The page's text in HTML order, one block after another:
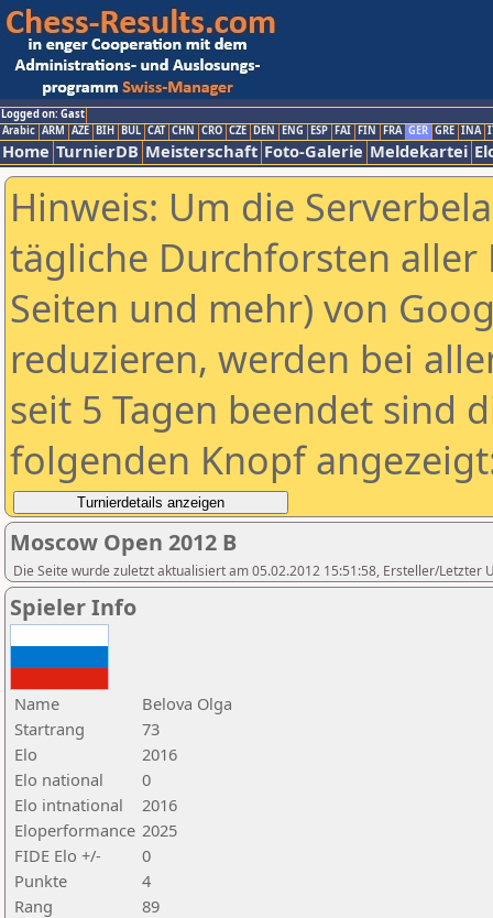
Logged on: Gast
Arabic ARM AZE BIH BUL CAT CHN CRO CZE DEN ENG ESP FAI FIN FRA GER GRE INA
Home TurnierDB Meisterschaft Foto-Galerie Meldekartei
Hinweis: Um die
tägliche Durchforsten aller
Seiten und mehr) von
reduzieren, werden bei
seit 5 Tagen beendet sind
folgenden Knopf
Moscow Open 2012 B
Die Seite wurde zuletzt aktualisiert am 05.02.2012 15:51:58, Ersteller/Letzter
Spieler Info
Name
Belova Olga
Startrang
73
Elo
2016
Elo national
0
Elo intnational
2016
Eloperformance 2025
FIDE Elo +/-
0
Punkte
4
Rang
89